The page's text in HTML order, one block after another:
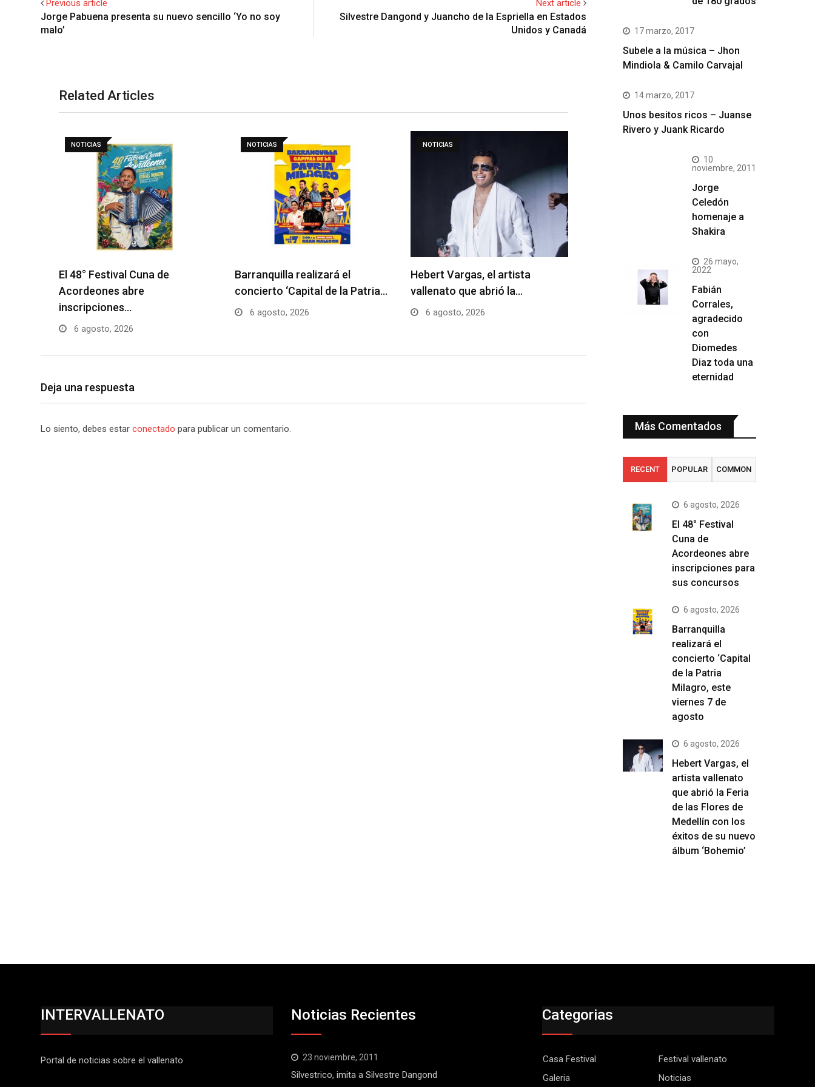
Previous article
Jorge Pabuena presenta su nuevo sencillo ‘Yo no soy
malo’
Next article
Silvestre Dangond y Juancho de la Espriella en Estados
Unidos y Canadá
Related Articles
NOTICIAS
El 48° Festival Cuna de
Acordeones abre
inscripciones…
6 agosto, 2026
NOTICIAS
Barranquilla realizará el
concierto ‘Capital de la Patria…
6 agosto, 2026
NOTICIAS
Hebert Vargas, el artista
vallenato que abrió la…
6 agosto, 2026
Deja una respuesta
Lo siento, debes estar conectado para publicar un comentario.
17 marzo, 2017
Subele a la música – Jhon
Mindiola & Camilo Carvajal
14 marzo, 2017
Unos besitos ricos – Juanse
Rivero y Juank Ricardo
10
noviembre, 2011
Jorge
Celedón
homenaje a
Shakira
26 mayo,
2022
Fabián
Corrales,
agradecido
con
Diomedes
Diaz toda una
eternidad
Más Comentados
RECENT POPULAR COMMON
6 agosto, 2026
El 48° Festival
Cuna de
Acordeones abre
inscripciones para
sus concursos
6 agosto, 2026
Barranquilla
realizará el
concierto ‘Capital
de la Patria
Milagro, este
viernes 7 de
agosto
6 agosto, 2026
Hebert Vargas, el
artista vallenato
que abrió la Feria
de las Flores de
Medellín con los
éxitos de su nuevo
álbum ‘Bohemio’
INTERVALLENATO
Portal de noticias sobre el vallenato
Noticias Recientes
23 noviembre, 2011
Silvestrico, imita a Silvestre Dangond
Categorias
Casa Festival
Festival vallenato
Galeria
Noticias